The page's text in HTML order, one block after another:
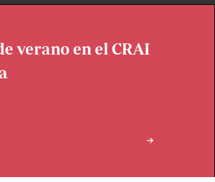
verano en el CRAI